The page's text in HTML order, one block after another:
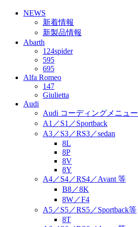
NEWS
新着情報
新製品情報
Abarth
124spider
595
695
Alfa Romeo
147
Giulietta
Audi
Audi コーディングメニュー
A1／S1／Sportback
A3／S3／RS3／sedan
8L
8P
8V
8Y
A4／S4／RS4／Avant 等
B8／8K
8W／F4
A5／S5／RS5／Sportback等
8T